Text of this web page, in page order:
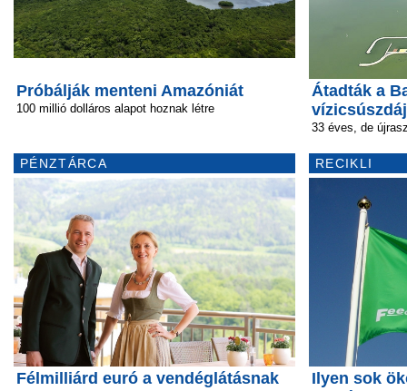
Próbálják menteni Amazóniát
100 millió dolláros alapot hoznak létre
PÉNZTÁRCA
Félmilliárd euró a vendéglátásnak
Átadták a
33 éves, de
RECIKLI
Ilyen sok